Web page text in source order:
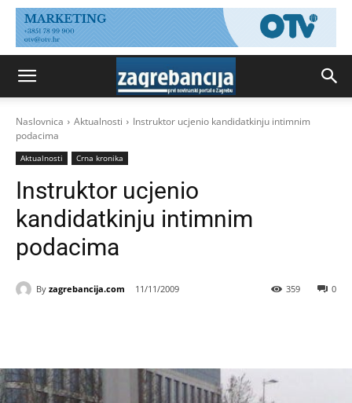
Naslovnica Aktualnosti
Instruktor ucjenio kandidatkinju intimnim
podacima
Aktualnosti Crna kronika
Instruktor ucjenio
kandidatkinju intimnim
podacima
By zagrebancija.com 11/11/2009 0
359